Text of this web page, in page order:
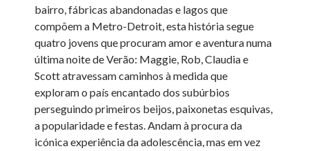
bairro, fábricas abandonadas e lagos que
compõem a Metro-Detroit, esta história segue
quatro jovens que procuram amor e aventura numa
última noite de Verão: Maggie, Rob, Claudia e
Scott atravessam caminhos à medida que
exploram o país encantado dos subúrbios
perseguindo primeiros beijos, paixonetas esquivas,
a popularidade e festas. Andam à procura da
icónica experiência da adolescência, mas em vez